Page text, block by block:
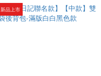
新品上市